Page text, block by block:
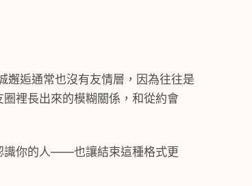
邂逅通常也沒有友情層，因為往往是
裡長出來的模糊關係，和從約會
識你的人——也讓結束這種格式更